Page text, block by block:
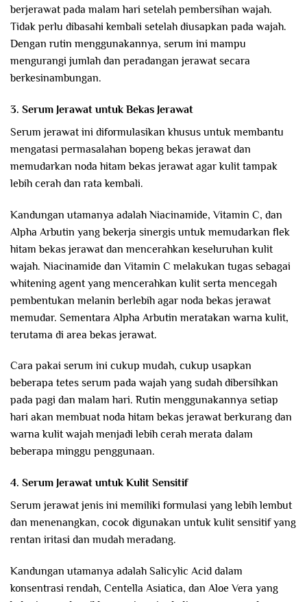
berjerawat pada malam hari setelah pembersihan wajah.
Tidak perlu dibasahi kembali setelah diusapkan pada wajah.
Dengan rutin menggunakannya, serum ini mampu
mengurangi jumlah dan peradangan jerawat secara
berkesinambungan.
3. Serum Jerawat untuk Bekas Jerawat
Serum jerawat ini diformulasikan khusus untuk membantu
mengatasi permasalahan bopeng bekas jerawat dan
memudarkan noda hitam bekas jerawat agar kulit tampak
lebih cerah dan rata kembali.
Kandungan utamanya adalah Niacinamide, Vitamin C, dan
Alpha Arbutin yang bekerja sinergis untuk memudarkan flek
hitam bekas jerawat dan mencerahkan keseluruhan kulit
wajah. Niacinamide dan Vitamin C melakukan tugas sebagai
whitening agent yang mencerahkan kulit serta mencegah
pembentukan melanin berlebih agar noda bekas jerawat
memudar. Sementara Alpha Arbutin meratakan warna kulit,
terutama di area bekas jerawat.
Cara pakai serum ini cukup mudah, cukup usapkan
beberapa tetes serum pada wajah yang sudah dibersihkan
pada pagi dan malam hari. Rutin menggunakannya setiap
hari akan membuat noda hitam bekas jerawat berkurang dan
warna kulit wajah menjadi lebih cerah merata dalam
beberapa minggu penggunaan.
4. Serum Jerawat untuk Kulit Sensitif
Serum jerawat jenis ini memiliki formulasi yang lebih lembut
dan menenangkan, cocok digunakan untuk kulit sensitif yang
rentan iritasi dan mudah meradang.
Kandungan utamanya adalah Salicylic Acid dalam
konsentrasi rendah, Centella Asiatica, dan Aloe Vera yang